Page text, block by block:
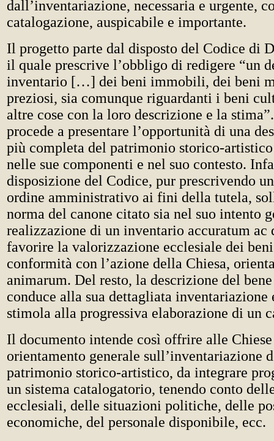
dall’inventariazione, necessaria e urgente,
catalogazione, auspicabile e importante.
Il progetto parte dal disposto del Codice di
il quale prescrive l’obbligo di redigere “un
inventario […] dei beni immobili, dei beni
preziosi, sia comunque riguardanti i beni
altre cose con la loro descrizione e la
procede a presentare l’opportunità di una
più completa del patrimonio storico-
nelle sue componenti e nel suo contesto.
disposizione del Codice, pur prescrivendo
ordine amministrativo ai fini della tutela,
norma del canone citato sia nel suo intento
realizzazione di un inventario accuratum ac
favorire la valorizzazione ecclesiale dei
conformità con l’azione della Chiesa,
animarum. Del resto, la descrizione del
conduce alla sua dettagliata inventariazione
stimola alla progressiva elaborazione di un
Il documento intende così offrire alle
orientamento generale sull’inventariazione
patrimonio storico-artistico, da integrare
un sistema catalogatorio, tenendo conto
ecclesiali, delle situazioni politiche, delle
economiche, del personale disponibile, ecc.